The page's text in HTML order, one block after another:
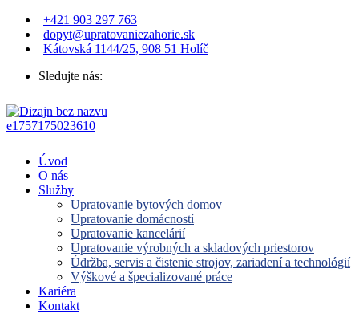
+421 903 297 763
dopyt@upratovaniezahorie.sk
Kátovská 1144/25, 908 51 Holíč
Sledujte nás:
Úvod
O nás
Služby
Upratovanie bytových domov
Upratovanie domácností
Upratovanie kancelárií
Upratovanie výrobných a skladových priestorov
Údržba, servis a čistenie strojov, zariadení a technológií
Výškové a špecializované práce
Kariéra
Kontakt